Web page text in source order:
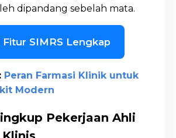
dipandang sebelah mata.
Fitur SIMRS Lengkap
Peran Farmasi Klinik untuk
Modern
Pekerjaan Ahli